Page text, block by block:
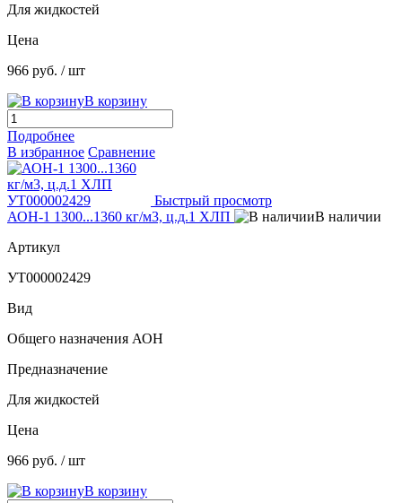
Для жидкостей
Цена
966 руб. / шт
В корзину
Подробнее
В избранное Сравнение
Быстрый просмотр
АОН-1 1300...1360 кг/м3, ц.д.1 ХЛП
В наличии
Артикул
УТ000002429
Вид
Общего назначения АОН
Предназначение
Для жидкостей
Цена
966 руб. / шт
В корзину